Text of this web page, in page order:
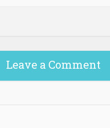
Leave a Comment